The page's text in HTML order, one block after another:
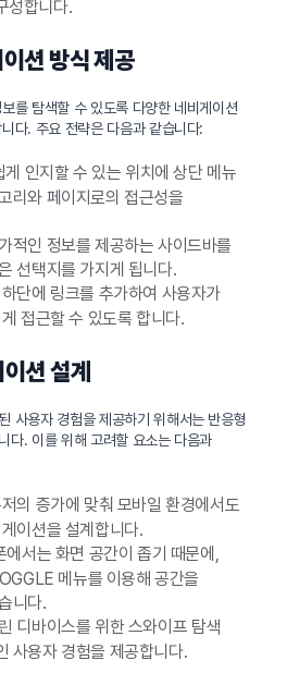
성합니다.
션 방식 제공
를 탐색할 수 있도록 다양한 네비게이션
다. 주요 전략은 다음과 같습니다:
인지할 수 있는 위치에 상단 메뉴
리와 페이지로의 접근성을
적인 정보를 제공하는 사이드바를
선택지를 가지게 됩니다.
단에 링크를 추가하여 사용자가
접근할 수 있도록 합니다.
션 설계
사용자 경험을 제공하기 위해서는 반응형
다. 이를 위해 고려할 요소는 다음과
의 증가에 맞춰 모바일 환경에서도
이션을 설계합니다.
서는 화면 공간이 좁기 때문에,
메뉴를 이용해 공간을
니다.
디바이스를 위한 스와이프 탐색
사용자 경험을 제공합니다.